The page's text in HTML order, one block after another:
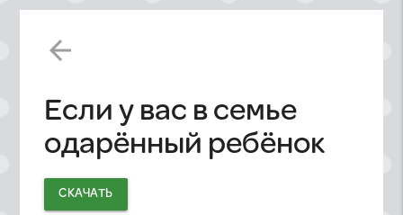
arrow_back
Если у вас в семье
одарённый ребёнок
СКАЧАТЬ